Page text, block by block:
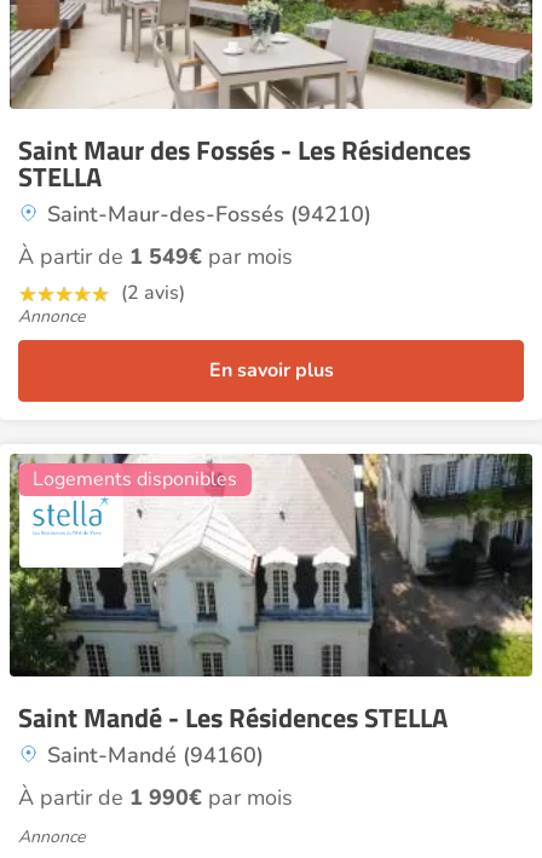
Saint Maur des Fossés - Les Résidences
STELLA
Saint-Maur-des-Fossés (94210)
À partir de 1 549€ par mois
(2 avis)
Annonce
En savoir plus
Saint Mandé - Les Résidences STELLA
Saint-Mandé (94160)
Logements disponibles
À partir de 1 990€ par mois
Annonce